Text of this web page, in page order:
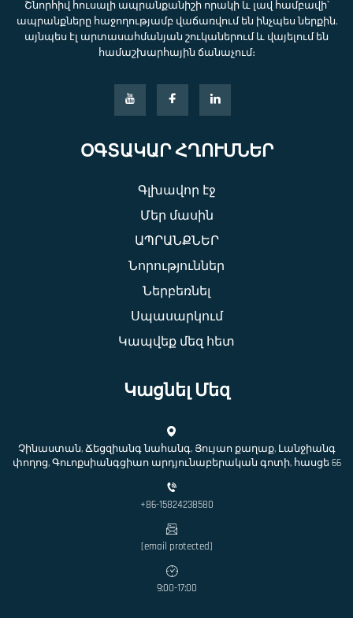
Շնորհիվ հուսալի ապրանքանիշի որակի և լավ համբավի՝
ապրանքները հաջողությամբ վաճառվում են ինչպես ներքին,
այնպես էլ արտասահմանյան շուկաներում և վայելում են
համաշխարհային ճանաչում։
ՕԳՏԱԿԱՐ ՀՂՈՒՄՆԵՐ
Գլխավոր էջ
Մեր մասին
ԱՊՐԱՆՔՆԵՐ
Նորություններ
Ներբեռնել
Սպասարկում
Կապվեք մեզ հետ
Կացնել Մեզ
Չինաստան, Ճեցզիանգ նահանգ, Յույաո քաղաք, Լանջիանգ
փողոց, Գուոքսիանգցիաո արդյունաբերական գոտի, հասցե 66
+86-15824238580
[email protected]
9:00-17:00